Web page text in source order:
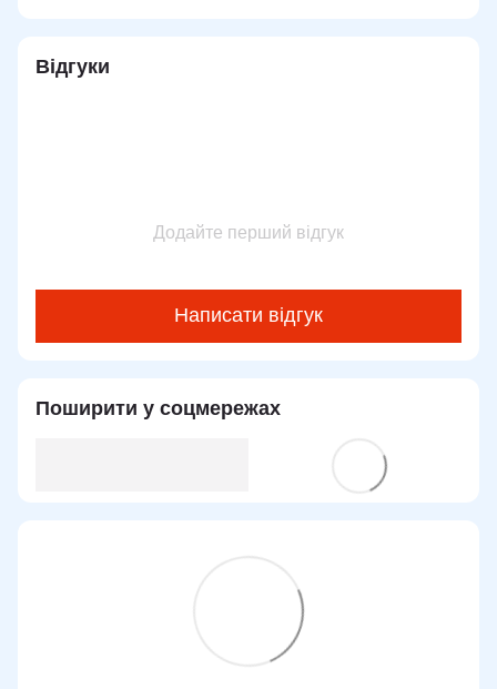
Відгуки
Додайте перший відгук
Написати відгук
Поширити у соцмережах